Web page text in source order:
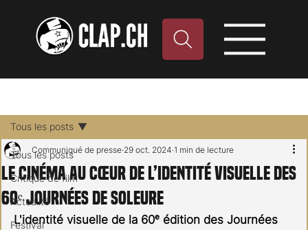
Tous les posts
Critique de film
Actualité
Festival
Tous les posts
Le cinéma au cœur de l’identité visuelle des
60ᵉ Journées de Soleure
Communiqué de presse 29 oct. 2024 1 min de lecture
L'identité visuelle de la 60ᵉ édition des Journées